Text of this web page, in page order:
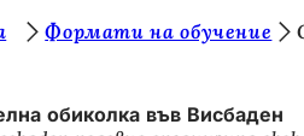
Формати на обучение
обиколка във Висбаден